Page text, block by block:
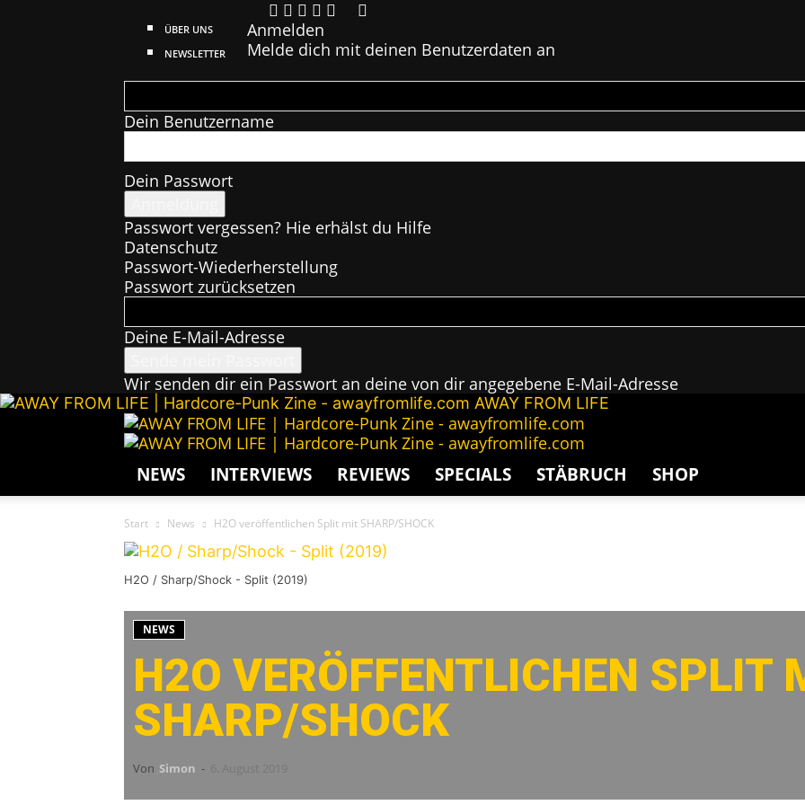
ÜBER UNS
NEWSLETTER
Anmelden
Melde dich mit deinen Benutzerdaten an
Dein Benutzername
Dein Passwort
Passwort vergessen? Hie erhälst du Hilfe
Datenschutz
Passwort-Wiederherstellung
Passwort zurücksetzen
Deine E-Mail-Adresse
Wir senden dir ein Passwort an deine von dir angegebene E-Mail-Adresse
AWAY FROM LIFE
NEWS INTERVIEWS REVIEWS SPECIALS STÄBRUCH SHOP
Start News H2O veröffentlichen Split mit SHARP/SHOCK
H2O / Sharp/Shock - Split (2019)
NEWS
H2O VERÖFFENTLICHEN SPLIT
SHARP/SHOCK
Von Simon -